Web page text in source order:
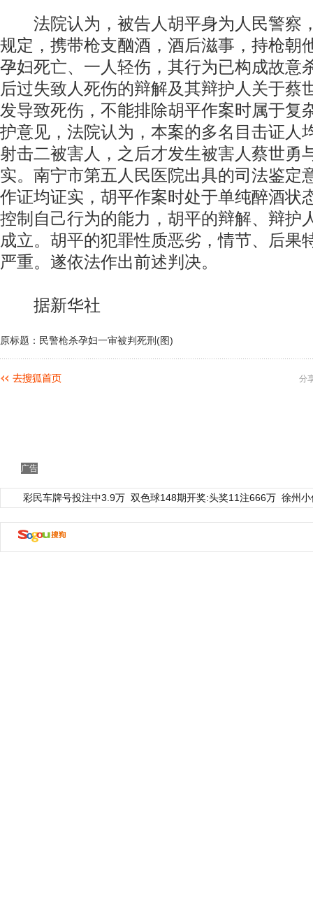
法院认为，被告人胡平身为人民警察
规定，携带枪支酗酒，酒后滋事，持枪朝
孕妇死亡、一人轻伤，其行为已构成故意
后过失致人死伤的辩解及其辩护人关于蔡
发导致死伤，不能排除胡平作案时属于复
护意见，法院认为，本案的多名目击证人
射击二被害人，之后才发生被害人蔡世勇
实。南宁市第五人民医院出具的司法鉴定
作证均证实，胡平作案时处于单纯醉酒状
控制自己行为的能力，胡平的辩解、辩护
成立。胡平的犯罪性质恶劣，情节、后果
严重。遂依法作出前述判决。
据新华社
原标题：民警枪杀孕妇一审被判死刑(图)
分
广告
彩民车牌号投注中3.9万 双色球148期开奖:头奖11注666万 徐州